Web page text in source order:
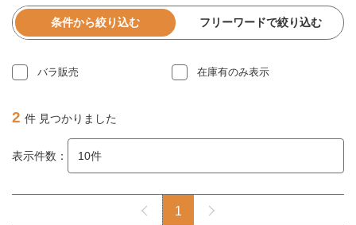
条件から絞り込む フリーワードで絞り込む
バラ販売 在庫有のみ表示
2 件 見つかりました
表示件数：
1